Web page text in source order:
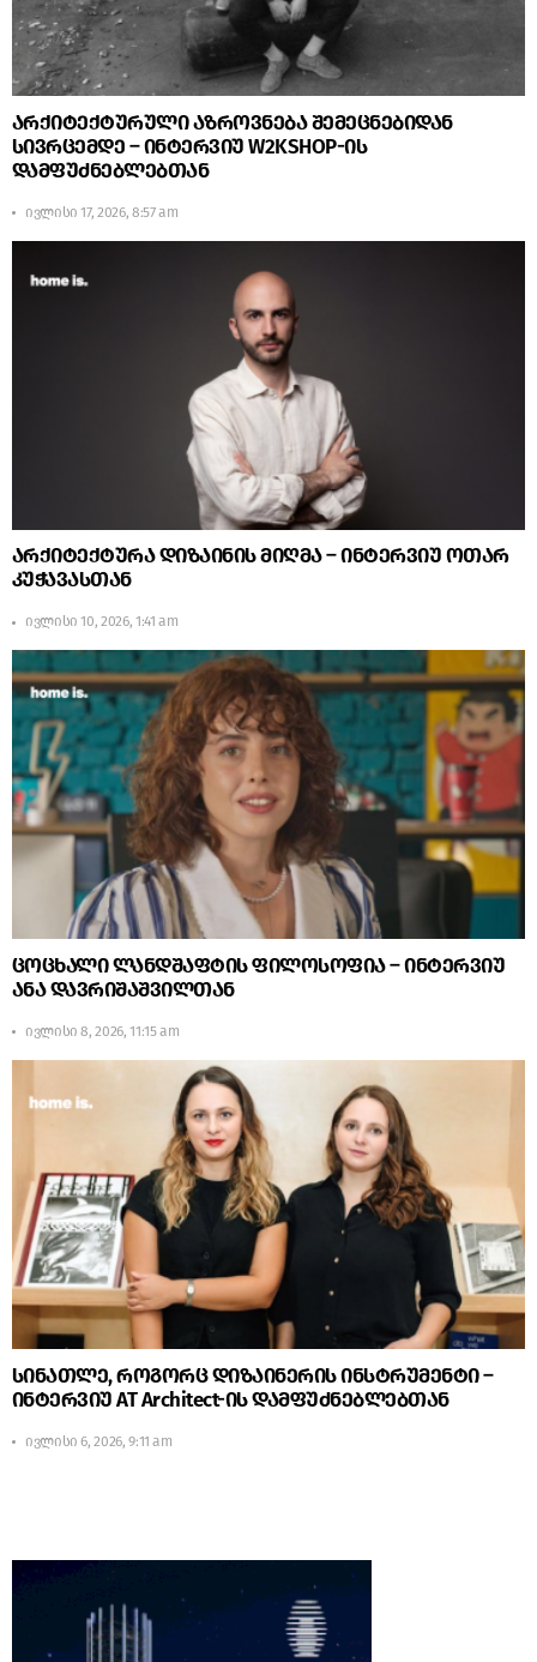
არქიტექტურული აზროვნება შემეცნებიდან
სივრცემდე – ინტერვიუ W2KSHOP-ის
დამფუძნებლებთან
ივლისი 17, 2026, 8:57 am
არქიტექტურა დიზაინის მიღმა – ინტერვიუ ოთარ
კუჭავასთან
ივლისი 10, 2026, 1:41 am
ცოცხალი ლანდშაფტის ფილოსოფია – ინტერვიუ
ანა დავრიშაშვილთან
ივლისი 8, 2026, 11:15 am
სინათლე, როგორც დიზაინერის ინსტრუმენტი –
ინტერვიუ AT Architect-ის დამფუძნებლებთან
ივლისი 6, 2026, 9:11 am